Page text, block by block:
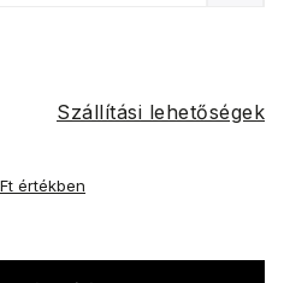
Szállítási lehetőségek
értékben